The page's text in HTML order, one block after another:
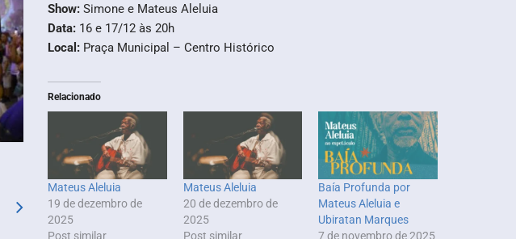
Show:Simone e Mateus Aleluia
Data:16 e 17/12 às 20h
Local:Praça Municipal – Centro Histórico
Relacionado
Mateus Aleluia
19 de dezembro de
2025
Post similar
Mateus Aleluia
20 de dezembro de
2025
Post similar
Baía Profunda por
Mateus Aleluia e
Ubiratan Marques
7 de novembro de 2025